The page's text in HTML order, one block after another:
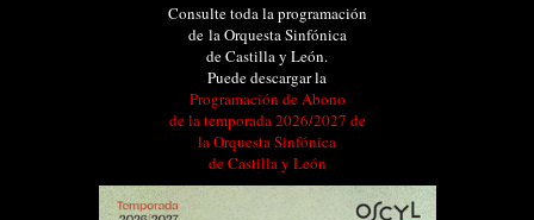
Consulte toda la programación
de la Orquesta Sinfónica
de Castilla y León.
Puede descargar la
Programación de Abono
de la temporada 2026/2027 de
la Orquesta Sinfónica
de Castilla y León